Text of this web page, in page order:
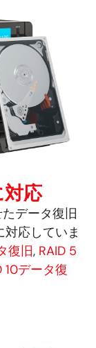
応
データ復旧
応していま
復旧, RAID 5
10データ復